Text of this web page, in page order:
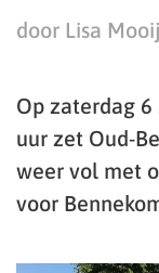
door Lisa
Op zaterdag
uur zet Oud-
weer vol met
voor